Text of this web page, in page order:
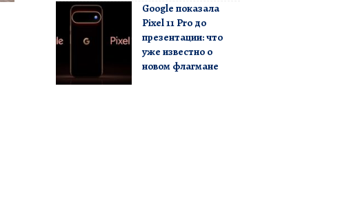
Google показала
Pixel 11 Pro до
презентации: что
уже известно о
новом флагмане